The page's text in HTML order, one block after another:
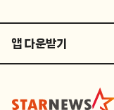
앱 다운받기
STARPOLL